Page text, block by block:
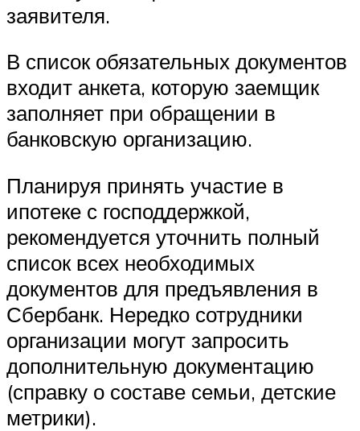
заявителя.
В список обязательных документов
входит анкета, которую заемщик
заполняет при обращении в
банковскую организацию.
Планируя принять участие в
ипотеке с господдержкой,
рекомендуется уточнить полный
список всех необходимых
документов для предъявления в
Сбербанк. Нередко сотрудники
организации могут запросить
дополнительную документацию
(справку о составе семьи, детские
метрики).